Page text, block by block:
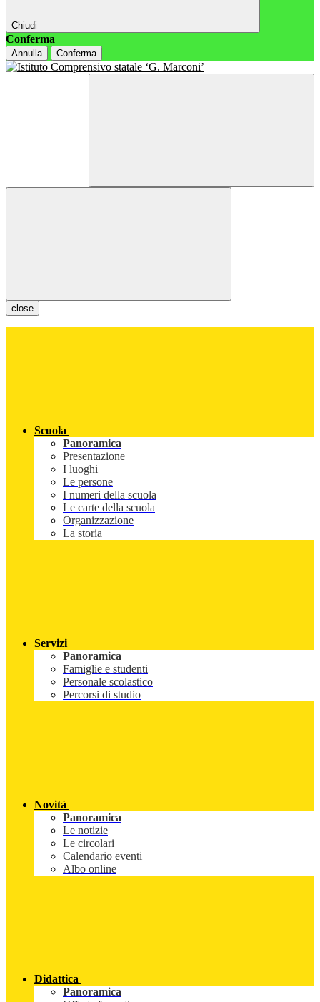
Chiudi
Conferma
Annulla Conferma
close
Scuola
Panoramica
Presentazione
I luoghi
Le persone
I numeri della scuola
Le carte della scuola
Organizzazione
La storia
Servizi
Panoramica
Famiglie e studenti
Personale scolastico
Percorsi di studio
Novità
Panoramica
Le notizie
Le circolari
Calendario eventi
Albo online
Didattica
Panoramica